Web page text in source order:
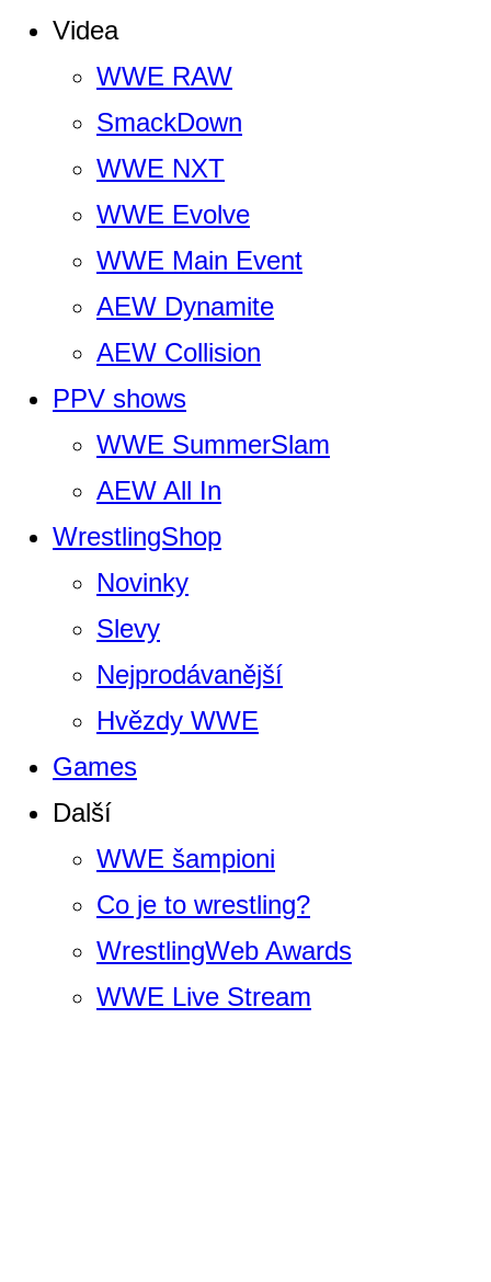
Videa
WWE RAW
SmackDown
WWE NXT
WWE Evolve
WWE Main Event
AEW Dynamite
AEW Collision
PPV shows
WWE SummerSlam
AEW All In
WrestlingShop
Novinky
Slevy
Nejprodávanější
Hvězdy WWE
Games
Další
WWE šampioni
Co je to wrestling?
WrestlingWeb Awards
WWE Live Stream